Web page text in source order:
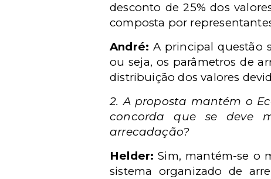
desconto de 25% dos
composta por
André: A principal questão
ou seja, os parâmetros de
distribuição dos valores
2. A proposta mantém o
concorda que se deve
arrecadação?
Helder: Sim, mantém-se o
sistema organizado de